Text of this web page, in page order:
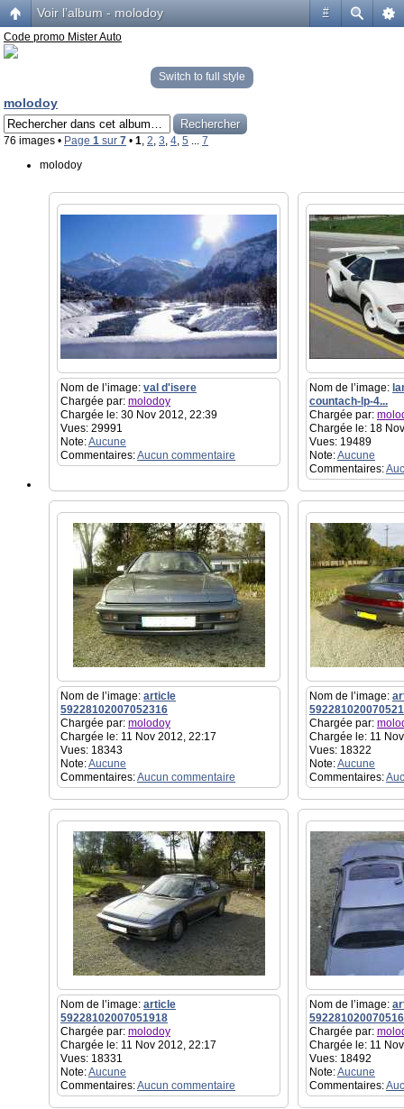
#
Voir l’album - molodoy
Code promo Mister Auto
Switch to full style
molodoy
76 images • Page 1 sur 7 • 1, 2, 3, 4, 5 ... 7
molodoy
Nom de l’image: val d'isere
Chargée par: molodoy
Chargée le: 30 Nov 2012, 22:39
Vues: 29991
Note:Aucune
Commentaires:Aucun commentaire
Nom de l’image:
countach-lp-4...
Chargée par:
Chargée le: 18
Vues: 19489
Note:Aucune
Commentaires:
Nom de l’image: article
59228102007052316
Chargée par: molodoy
Chargée le: 11 Nov 2012, 22:17
Vues: 18343
Note:Aucune
Commentaires:Aucun commentaire
Nom de l’image:
Chargée par:
Chargée le: 11
Vues: 18322
Note:Aucune
Commentaires:
Nom de l’image: article
59228102007051918
Chargée par: molodoy
Chargée le: 11 Nov 2012, 22:17
Vues: 18331
Note:Aucune
Commentaires:Aucun commentaire
Nom de l’image:
Chargée par:
Chargée le: 11
Vues: 18492
Note:Aucune
Commentaires: